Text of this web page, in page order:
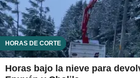
HORAS DE CORTE
Horas bajo la nieve para